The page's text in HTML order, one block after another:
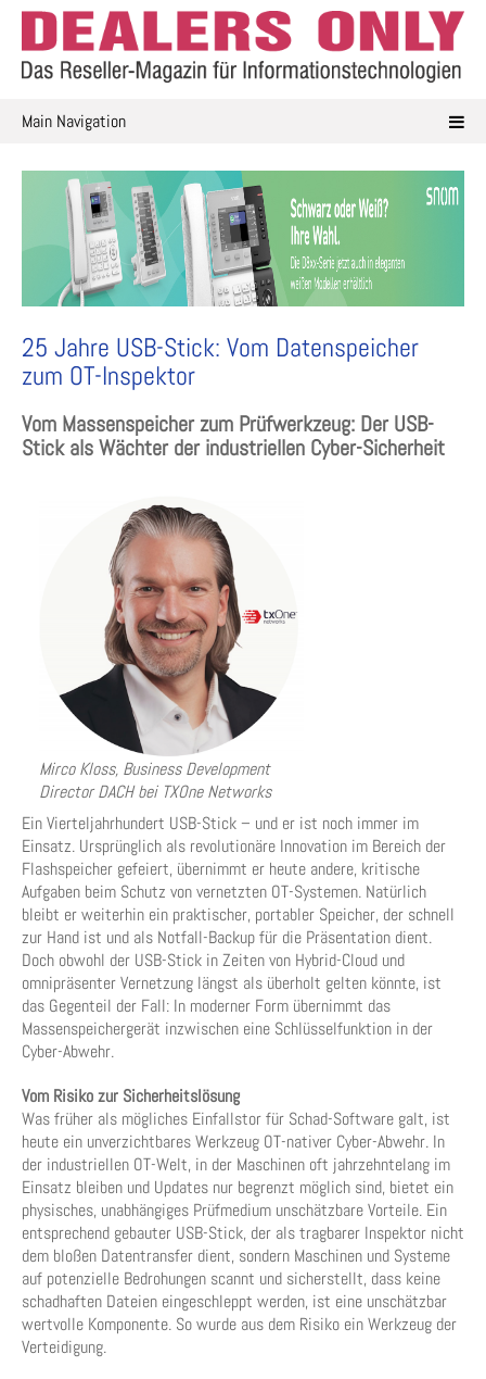
Skip
content
Main Navigation
25 Jahre USB-Stick: Vom Datenspeicher
zum OT-Inspektor
Vom Massenspeicher zum Prüfwerkzeug: Der USB-
Stick als Wächter der industriellen Cyber-Sicherheit
Mirco Kloss, Business Development
Director DACH bei TXOne Networks
Ein Vierteljahrhundert USB-Stick – und er ist noch immer im
Einsatz. Ursprünglich als revolutionäre Innovation im Bereich der
Flashspeicher gefeiert, übernimmt er heute andere, kritische
Aufgaben beim Schutz von vernetzten OT-Systemen. Natürlich
bleibt er weiterhin ein praktischer, portabler Speicher, der schnell
zur Hand ist und als Notfall-Backup für die Präsentation dient.
Doch obwohl der USB-Stick in Zeiten von Hybrid-Cloud und
omnipräsenter Vernetzung längst als überholt gelten könnte, ist
das Gegenteil der Fall: In moderner Form übernimmt das
Massenspeichergerät inzwischen eine Schlüsselfunktion in der
Cyber-Abwehr.
Vom Risiko zur Sicherheitslösung
Was früher als mögliches Einfallstor für Schad-Software galt, ist
heute ein unverzichtbares Werkzeug OT-nativer Cyber-Abwehr. In
der industriellen OT-Welt, in der Maschinen oft jahrzehntelang im
Einsatz bleiben und Updates nur begrenzt möglich sind, bietet ein
physisches, unabhängiges Prüfmedium unschätzbare Vorteile. Ein
entsprechend gebauter USB-Stick, der als tragbarer Inspektor nicht
dem bloßen Datentransfer dient, sondern Maschinen und Systeme
auf potenzielle Bedrohungen scannt und sicherstellt, dass keine
schadhaften Dateien eingeschleppt werden, ist eine unschätzbar
wertvolle Komponente. So wurde aus dem Risiko ein Werkzeug der
Verteidigung.